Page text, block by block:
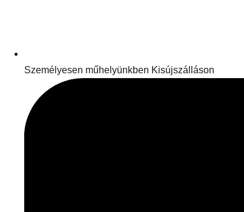
Személyesen műhelyünkben Kisújszálláson